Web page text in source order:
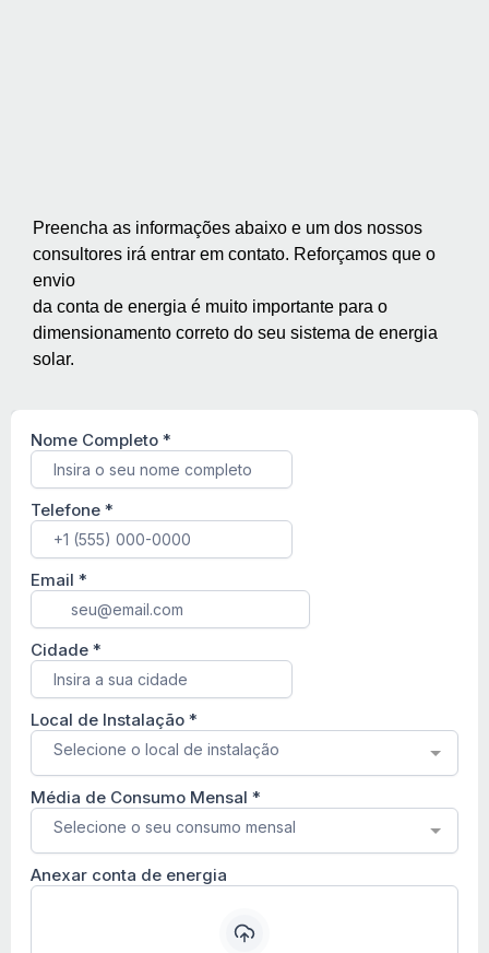
Preencha as informações abaixo e um dos nossos
consultores irá entrar em contato. Reforçamos que o
envio
da conta de energia é muito importante para o
dimensionamento correto do seu sistema de energia
solar.